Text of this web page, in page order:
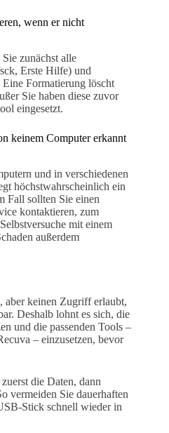
wenn er nicht
zunächst alle
Erste Hilfe) und
Formatierung löscht
Sie haben diese zuvor
eingesetzt.
keinem Computer erkannt
und in verschiedenen
höchstwahrscheinlich ein
Fall sollten Sie einen
kontaktieren, zum
mit einem
außerdem
keinen Zugriff erlaubt,
Deshalb lohnt es sich, die
und die passenden Tools –
– einzusetzen, bevor
die Daten, dann
vermeiden Sie dauerhaften
Stick schnell wieder in